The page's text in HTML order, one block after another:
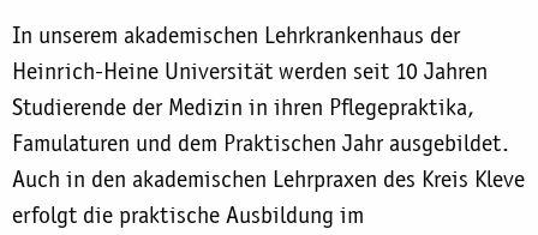
In unserem akademischen Lehrkrankenhaus der
Heinrich-Heine Universität werden seit 10 Jahren
Studierende der Medizin in ihren Pflegepraktika,
Famulaturen und dem Praktischen Jahr ausgebildet.
Auch in den akademischen Lehrpraxen des Kreis Kleve
erfolgt die praktische Ausbildung im